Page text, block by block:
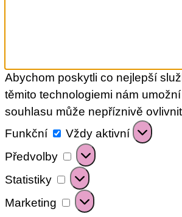
Abychom poskytli co nejlepší
těmito technologiemi nám
souhlasu může nepříznivě
Funkční
Funkční
Vždy aktivní
Předvolby
Předvolby
Statistiky Statistiky
Marketing Marketing